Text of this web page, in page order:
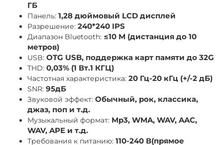
ГБ
Панель: 1,28 дюймовый LCD дисплей
Разрешение: 240*240 IPS
Диапазон Bluetooth: ≤10 М (дистанция до 10
метров)
USB: OTG USB, поддержка карт памяти до 32G
THD: 0,03% (1 Вт.1 КГЦ)
Частотная характеристика: 20 Гц-20 кГц (+/-2 дБ)
SNR: 95дБ
Звуковой эффект: Обычный, рок, классика,
джаз, поп и т.д.
Музыкальный формат: Mp3, WMA, WAV, AAC,
WAV, APE и т.д.
Требования к питанию: 110-240 В(прямое